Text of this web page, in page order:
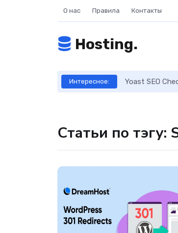
О нас Правила Контакты
Hosting.
Интересное: Yoast SEO
Статьи по тэгу: